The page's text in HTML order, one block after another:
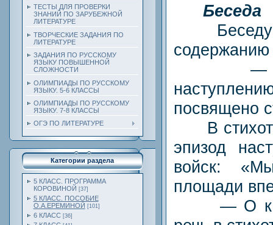
ТЕСТЫ ДЛЯ ПРОВЕРКИ
ЗНАНИЙ ПО ЗАРУБЕЖНОЙ
ЛИТЕРАТУРЕ
ТВОРЧЕСКИЕ ЗАДАНИЯ ПО
ЛИТЕРАТУРЕ
ЗАДАНИЯ ПО РУССКОМУ
ЯЗЫКУ ПОВЫШЕННОЙ
СЛОЖНОСТИ
ОЛИМПИАДЫ ПО РУССКОМУ
ЯЗЫКУ. 5-6 КЛАССЫ
ОЛИМПИАДЫ ПО РУССКОМУ
ЯЗЫКУ. 7-8 КЛАССЫ
ОГЭ ПО ЛИТЕРАТУРЕ
Категории раздела
5 КЛАСС. ПРОГРАММА
КОРОВИНОЙ [37]
5 КЛАСС. ПОСОБИЕ
О.А.ЕРЕМИНОЙ [101]
6 КЛАСС [36]
Беседа
содержанию
—
посвящено
В
эпизод
войск:
площади
— О